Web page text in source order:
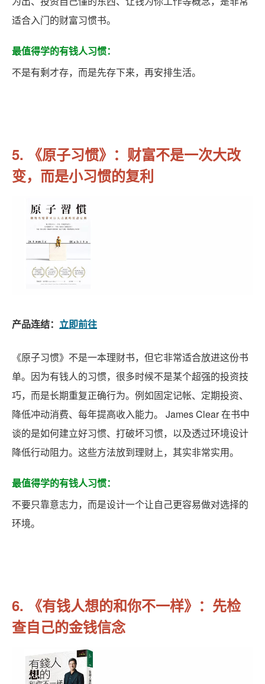
适合入门的财富习惯书。
最值得学的有钱人习惯：
不是有剩才存，而是先存下来，再安排生活。
5. 《原子习惯》：财富不是一次大改
变，而是小习惯的复利
产品连结： 立即前往
《原子习惯》不是一本理财书，但它非常适合放进这份书
单。因为有钱人的习惯，很多时候不是某个超强的投资技
巧，而是长期重复正确行为。例如固定记帐、定期投资、
降低冲动消费、每年提高收入能力。 James Clear 在书中
谈的是如何建立好习惯、打破坏习惯，以及透过环境设计
降低行动阻力。这些方法放到理财上，其实非常实用。
最值得学的有钱人习惯：
不要只靠意志力，而是设计一个让自己更容易做对选择的
环境。
6. 《有钱人想的和你不一样》：先检
查自己的金钱信念